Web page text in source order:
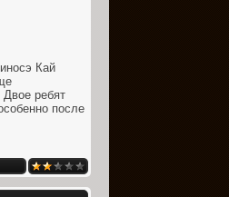
Кай
ребят
после